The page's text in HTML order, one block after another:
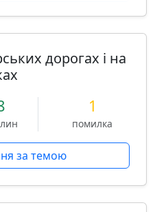
дорогах і на
1
помилка
за темою